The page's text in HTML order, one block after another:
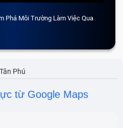
Phá Môi Trường Làm Việc Qua
Phú
từ Google Maps